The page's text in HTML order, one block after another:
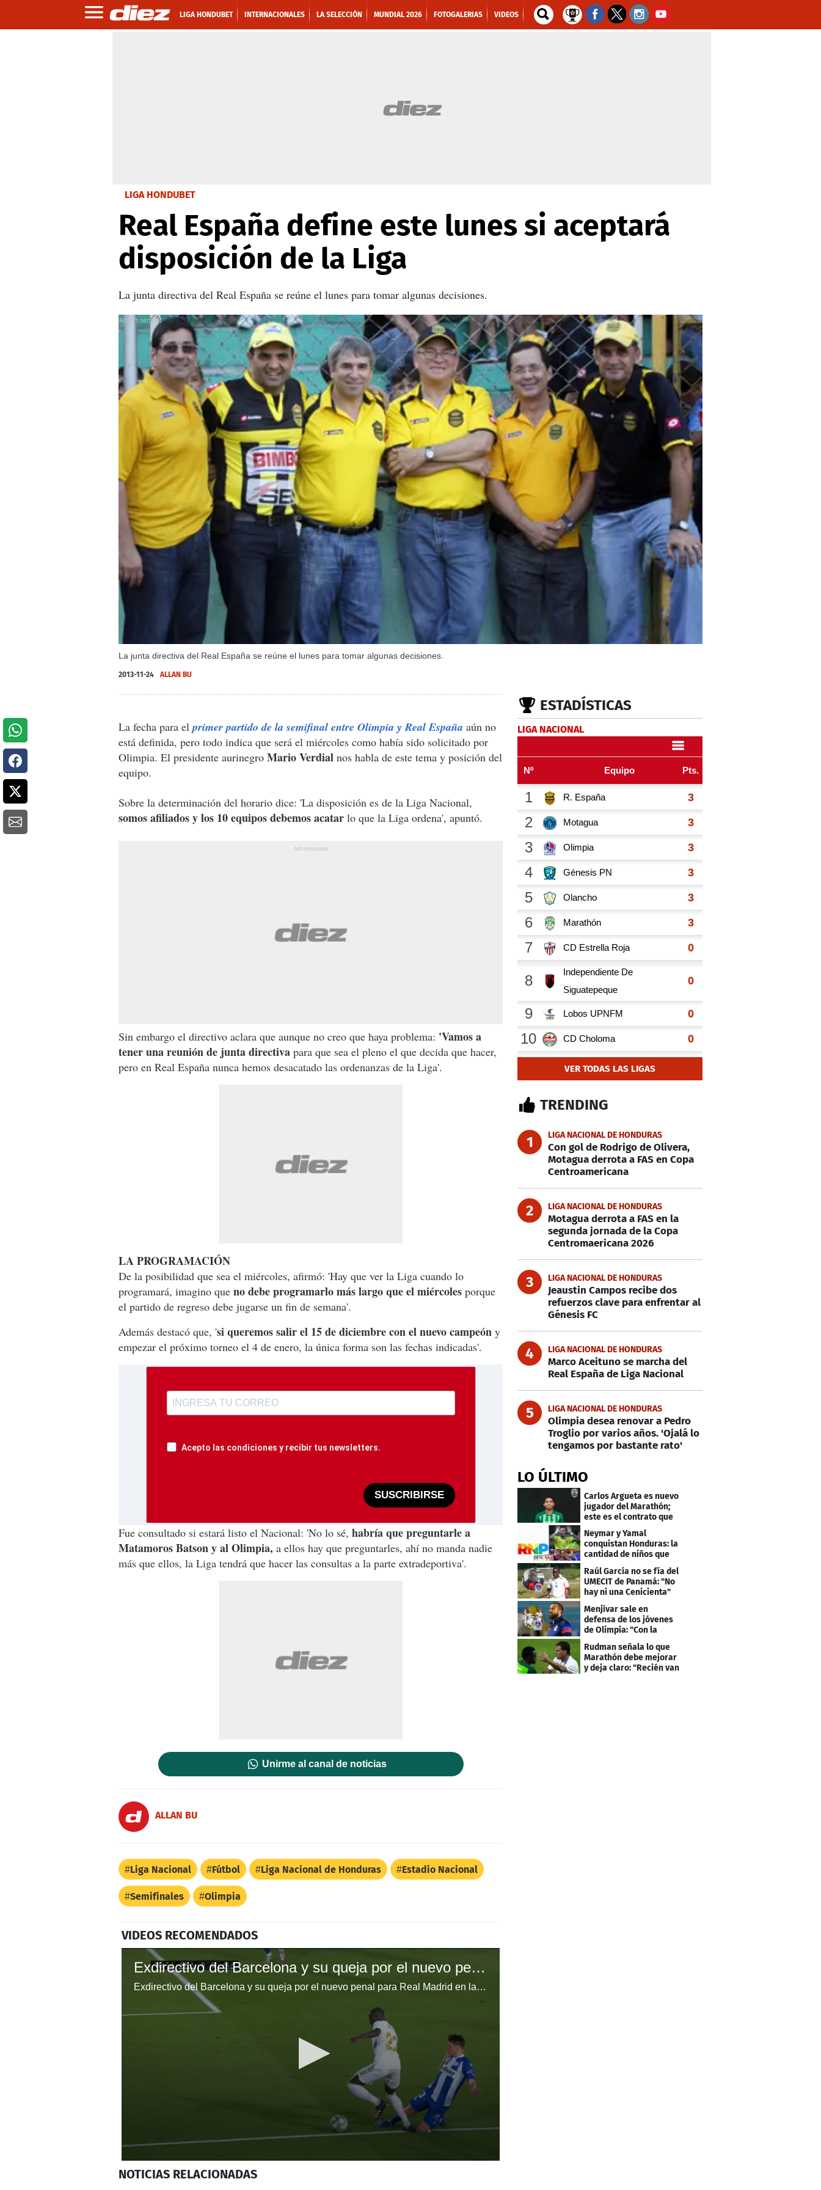
LIGA HONDUBET INTERNACIONALES LA SELECCIÓN MUNDIAL 2026 FOTOGALERIAS VIDEOS
LIGA HONDUBET
Real España define este lunes si aceptará
disposición de la Liga
La junta directiva del Real España se reúne el lunes para tomar algunas decisiones.
La junta directiva del Real España se reúne el lunes para tomar algunas decisiones.
X
2013-11-24 ALLAN BU
La fecha para el primer partido de la semifinal entre Olimpia y Real España aún no
está definida, pero todo indica que será el miércoles como había sido solicitado por
Olimpia. El presidente aurinegro Mario Verdial nos habla de este tema y posición del
equipo.
Sobre la determinación del horario dice: 'La disposición es de la Liga Nacional,
somos afiliados y los 10 equipos debemos acatar lo que la Liga ordena', apuntó.
Sin embargo el directivo aclara que aunque no creo que haya problema: 'Vamos a
tener una reunión de junta directiva para que sea el pleno el que decida que hacer,
pero en Real España nunca hemos desacatado las ordenanzas de la Liga'.
LA PROGRAMACIÓN
De la posibilidad que sea el miércoles, afirmó: 'Hay que ver la Liga cuando lo
programará, imagino que no debe programarlo más largo que el miércoles porque
el partido de regreso debe jugarse un fin de semana'.
Además destacó que, 'si queremos salir el 15 de diciembre con el nuevo campeón y
empezar el próximo torneo el 4 de enero, la única forma son las fechas indicadas'.
Acepto las condiciones y recibir tus newsletters.
SUSCRIBIRSE
Fue consultado si estará listo el Nacional: 'No lo sé, habría que preguntarle a
Matamoros Batson y al Olimpia, a ellos hay que preguntarles, ahí no manda nadie
más que ellos, la Liga tendrá que hacer las consultas a la parte extradeportiva'.
Unirme al canal de noticias
ALLAN BU
Liga Nacional Fútbol Liga Nacional de Honduras Estadio Nacional
Semifinales Olimpia
VIDEOS RECOMENDADOS
Exdirectivo del Barcelona y su queja por el nuevo penal para Real Madrid en la Liga de España
Exdirectivo del Barcelona y su queja por el nuevo penal para Real Madrid en la Liga de España
seconds
NOTICIAS RELACIONADAS
ESTADÍSTICAS
LIGA NACIONAL
VER TODAS LAS LIGAS
TRENDING
1 LIGA NACIONAL DE HONDURAS
Con gol de Rodrigo de Olivera,
Motagua derrota a FAS en Copa
Centroamericana
2 LIGA NACIONAL DE HONDURAS
Motagua derrota a FAS en la
segunda jornada de la Copa
Centromaericana 2026
3 LIGA NACIONAL DE HONDURAS
Jeaustin Campos recibe dos
refuerzos clave para enfrentar al
Génesis FC
4 LIGA NACIONAL DE HONDURAS
Marco Aceituno se marcha del
Real España de Liga Nacional
5 LIGA NACIONAL DE HONDURAS
Olimpia desea renovar a Pedro
Troglio por varios años. 'Ojalá lo
tengamos por bastante rato'
LO ÚLTIMO
Carlos Argueta es nuevo
jugador del Marathón;
este es el contrato que
Neymar y Yamal
conquistan Honduras: la
cantidad de niños que
llevan sus nombres
Raúl García no se fía del
UMECIT de Panamá: "No
hay ni una Cenicienta"
Menjívar sale en
defensa de los jóvenes
de Olimpia: "Con la
gente no se queda bien"
Rudman señala lo que
Marathón debe mejorar
y deja claro: "Recién van